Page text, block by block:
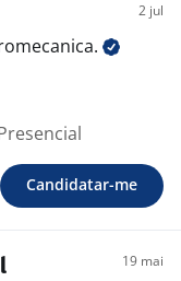
2 jul
Candidatar-me
19 mai